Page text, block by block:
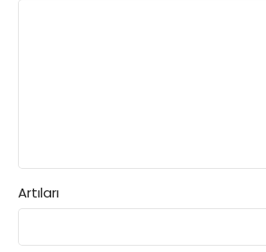
Artıları